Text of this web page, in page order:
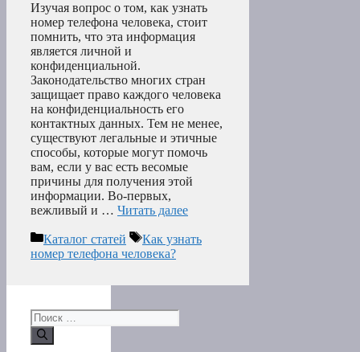
Изучая вопрос о том, как узнать
номер телефона человека, стоит
помнить, что эта информация
является личной и
конфиденциальной.
Законодательство многих стран
защищает право каждого человека
на конфиденциальность его
контактных данных. Тем не менее,
существуют легальные и этичные
способы, которые могут помочь
вам, если у вас есть весомые
причины для получения этой
информации. Во-первых,
вежливый и … Читать далее
Рубрики
Каталог статей Метки
Как узнать
номер телефона человека?
Поиск: